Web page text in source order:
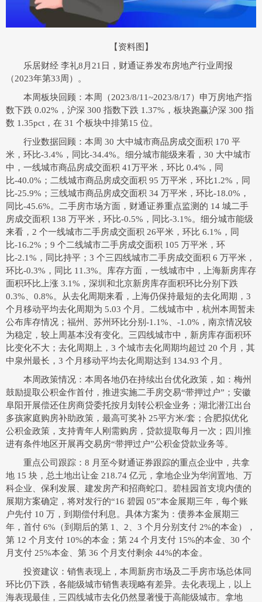
【资料图】
乐居财经 李礼8月21日，财通证券发布房地产行业周报
（2023年第33周）。
本周板块回顾：本周（2023/8/11~2023/8/17）申万房地产指
数下跌 0.02%，沪深 300 指数下跌 1.37%，板块跑赢沪深 300 指
数 1.35pct，在 31 个板块中排第15 位。
行业数据回顾：本周 30 大中城市商品房成交面积 170 平
米，环比-3.4%，同比-34.4%。细分城市能级来看，30 大中城市
中，一线城市商品房成交面积 41万平米，环比 0.4%，同
比-40.0%；二线城市商品房成交面积 95 万平米，环比1.2%，同
比-25.9%；三线城市商品房成交面积 34 万平米，环比-18.0%，
同比-45.6%。二手房市场方面，财通证券重点监测的 14 城二手
房成交面积 138 万平米，环比-0.5%，同比-3.1%。细分城市能级
来看，2 个一线城市二手房成交面积 26平米，环比 6.1%，同
比-16.2%；9 个二线城市二手房成交面积 105 万平米，环
比-2.1%，同比持平；3 个三四线城市二手房成交面积 6 万平米，
环比-0.3%，同比 11.3%。库存方面，一线城市中，上海新房库存
面积环比上涨 3.1%，深圳和北京新房库存面积环比分别下跌
0.3%、0.8%。从去化周期来看，上海仍保持最短的去化周期，3
个月移动平均去化周期为 5.03 个月。二线城市中，杭州本周暂未
公布库存情况；福州、苏州环比分别-1.1%、-1.0%，南京情况较
为稳定，较上周基本没有变化。三四线城市中，新房库存面积环
比变化不大；去化周期上，3 个城市去化周期均超过 20 个月，其
中泉州最长，3 个月移动平均去化周期达到 134.93 个月。
本周政策情况：本周各地仍在持续出台优化政策，如：梅州
鼓励提取公积金作首付，推进实施二手房交易“带押过户”；安徽
阜阳开展偿还住房商贷委托按月划转公积金业务；湖北潜江出台
多孩家庭购房补助政策，最高可奖补 25平方米/套；合肥拟优化
公积金政策，支持青年人刚需购房，贷款提取每月一次；四川推
进有条件地区开展再交易房“带押过户”公积金贷款业务等。
重点公司跟踪：8 月至今财通证券跟踪的重点企业中，共拿
地 15 块，总土地出让金 218.74 亿元，拿地企业为华润置地、万
科企业、保利发展、建发房产和招商蛇口。碧桂园首支境内债的
展期方案确定，将对发行的“16 碧园 05”本金展期三年，每个账
户先付 10 万，到期偿付利息。具体方案为：债券本金展期三
年，首付 6%（到期后的第 1、2、3 个月分别支付 2%的本金），
第 12 个月支付 10%的本金；第 24 个月支付 15%的本金、30 个
月支付 25%本金、第 36 个月支付剩余 44%的本金。
投资建议：销售表现上，本周新房市场及二手房市场总体同
环比仍下跌，各能级城市销售表现略有差异。去化表现上，以上
海表现最佳，三四线城市去化仍然显著慢于高能级城市。拿地